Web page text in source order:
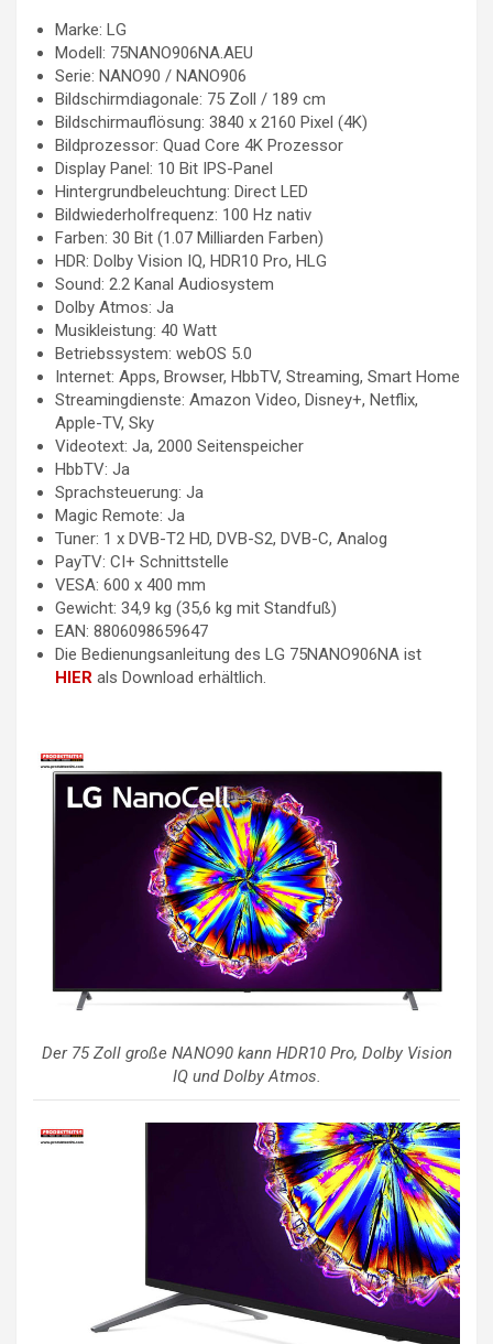
Marke: LG
Modell: 75NANO906NA.AEU
Serie: NANO90 / NANO906
Bildschirmdiagonale: 75 Zoll / 189 cm
Bildschirmauflösung: 3840 x 2160 Pixel (4K)
Bildprozessor: Quad Core 4K Prozessor
Display Panel: 10 Bit IPS-Panel
Hintergrundbeleuchtung: Direct LED
Bildwiederholfrequenz: 100 Hz nativ
Farben: 30 Bit (1.07 Milliarden Farben)
HDR: Dolby Vision IQ, HDR10 Pro, HLG
Sound: 2.2 Kanal Audiosystem
Dolby Atmos: Ja
Musikleistung: 40 Watt
Betriebssystem: webOS 5.0
Internet: Apps, Browser, HbbTV, Streaming, Smart Home
Streamingdienste: Amazon Video, Disney+, Netflix,
Apple-TV, Sky
Videotext: Ja, 2000 Seitenspeicher
HbbTV: Ja
Sprachsteuerung: Ja
Magic Remote: Ja
Tuner: 1 x DVB-T2 HD, DVB-S2, DVB-C, Analog
PayTV: CI+ Schnittstelle
VESA: 600 x 400 mm
Gewicht: 34,9 kg (35,6 kg mit Standfuß)
EAN: 8806098659647
Die Bedienungsanleitung des LG 75NANO906NA ist
HIER als Download erhältlich.
Der 75 Zoll große NANO90 kann HDR10 Pro, Dolby Vision
IQ und Dolby Atmos.